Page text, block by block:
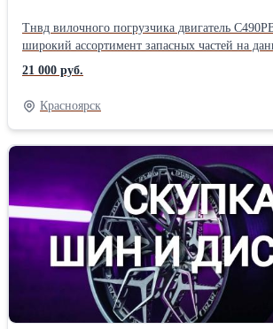
Тнвд вилочного погрузчика двигатель
широкий ассортимент запасных частей на
21 000 руб.
Красноярск